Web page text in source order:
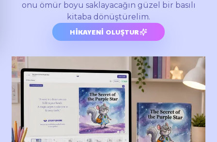
onu ömür boyu saklayacağın güzel bir basılı
kitaba dönüştürelim.
HIKAYENI OLUŞTUR